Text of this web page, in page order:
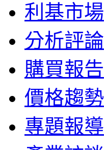
利基市場
分析評論
購買報告
價格趨勢
專題報導